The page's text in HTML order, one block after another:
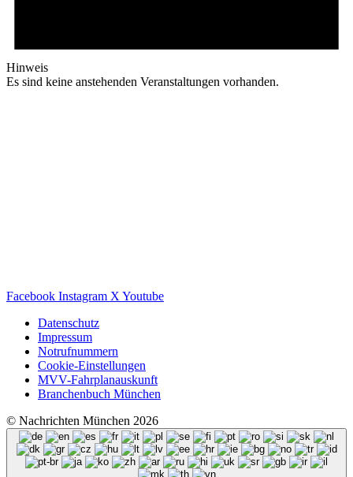
Hinweis
Es sind keine anstehenden Veranstaltungen vorhanden.
Facebook Instagram X Youtube
Datenschutz
Impressum
Notrufnummern
Cookie-Einstellungen
MVV-Fahrplanauskunft
Branchenbuch München
© Nachrichten München 2026